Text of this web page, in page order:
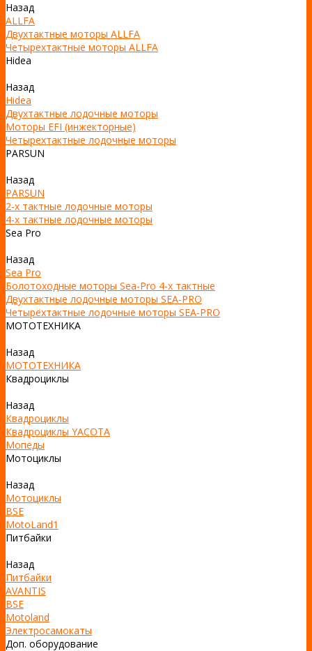
Назад
ALLFA
Двухтактные моторы ALLFA
Четырехтактные моторы ALLFA
Hidea
Назад
Hidea
Двухтактные лодочные моторы
Моторы EFI (инжекторные)
Четырехтактные лодочные моторы
PARSUN
Назад
PARSUN
2-х тактные лодочные моторы
4-х тактные лодочные моторы
Sea Pro
Назад
Sea Pro
Болотоходные моторы Sea-Pro 4-х тактные
Двухтактные лодочные моторы SEA-PRO
Четырёхтактные лодочные моторы SEA-PRO
МОТОТЕХНИКА
Назад
МОТОТЕХНИКА
Квадроциклы
Назад
Квадроциклы
Квадроциклы YACOTA
Мопеды
Мотоциклы
Назад
Мотоциклы
BSE
MotoLand1
Питбайки
Назад
Питбайки
AVANTIS
BSE
Motoland
Электросамокаты
Доп. оборудование